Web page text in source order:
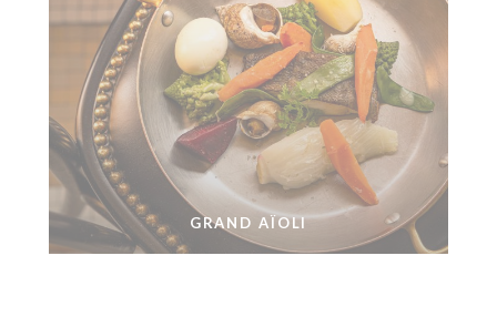
GRAND AÏOLI